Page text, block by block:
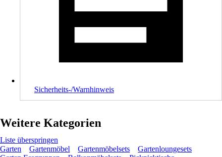
Sicherheits-/Warnhinweis
Weitere Kategorien
Liste überspringen
Garten
Gartenmöbel Gartenmöbelsets
Gartenloungesets